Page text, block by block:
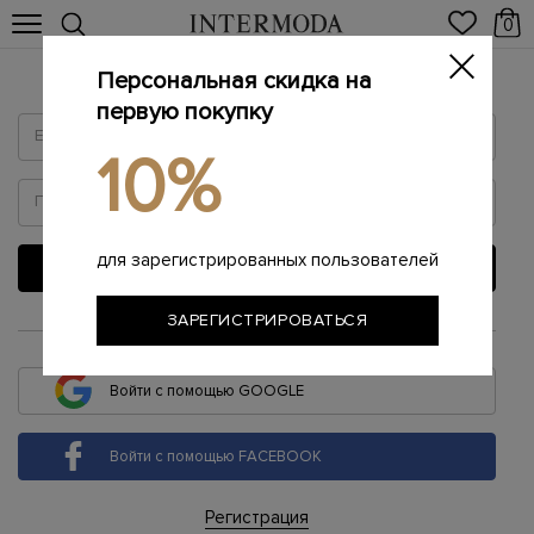
0
Войти
ВОЙТИ
или
Войти с помощью GOOGLE
Войти с помощью FACEBOOK
Регистрация
Персональная скидка на
первую покупку
10%
для зарегистрированных пользователей
ЗАРЕГИСТРИРОВАТЬСЯ